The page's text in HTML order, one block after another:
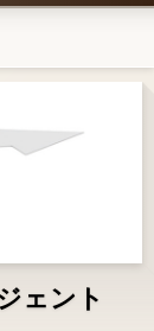
ェント